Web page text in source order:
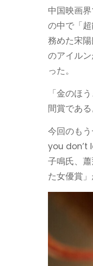
中国映画
の中で「
務めた宋
のアイル
った。
「金のほ
間賞であ
今回のも
you don’t
子鳴氏、
た女優賞」